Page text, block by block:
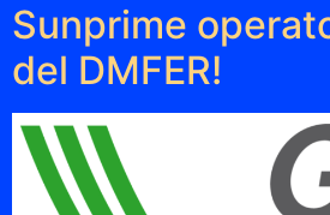
Sunprime
del DMFER!